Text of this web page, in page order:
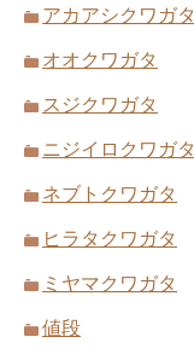
アカアシクワガタ
オオクワガタ
スジクワガタ
ニジイロクワガタ
ネブトクワガタ
ヒラタクワガタ
ミヤマクワガタ
値段